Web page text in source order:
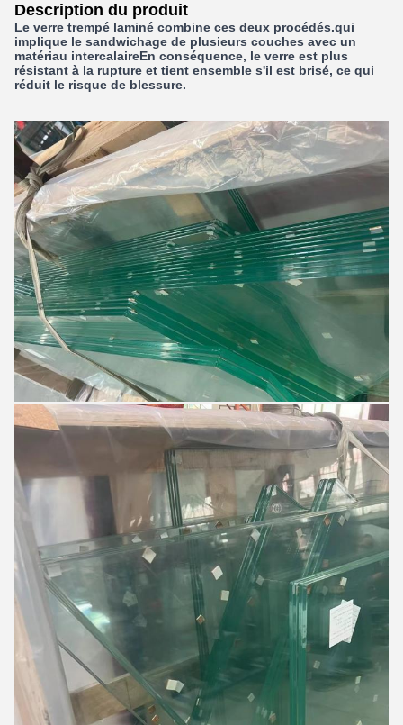
Description du produit
Le verre trempé laminé combine ces deux procédés.qui
implique le sandwichage de plusieurs couches avec un
matériau intercalaireEn conséquence, le verre est plus
résistant à la rupture et tient ensemble s'il est brisé, ce qui
réduit le risque de blessure.